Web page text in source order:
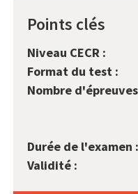
Points clés
Niveau CECR :
Format du test :
Nombre
Durée de l'examen :
Validité :